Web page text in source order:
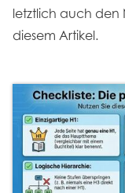
letztlich auch den
diesem Artikel.